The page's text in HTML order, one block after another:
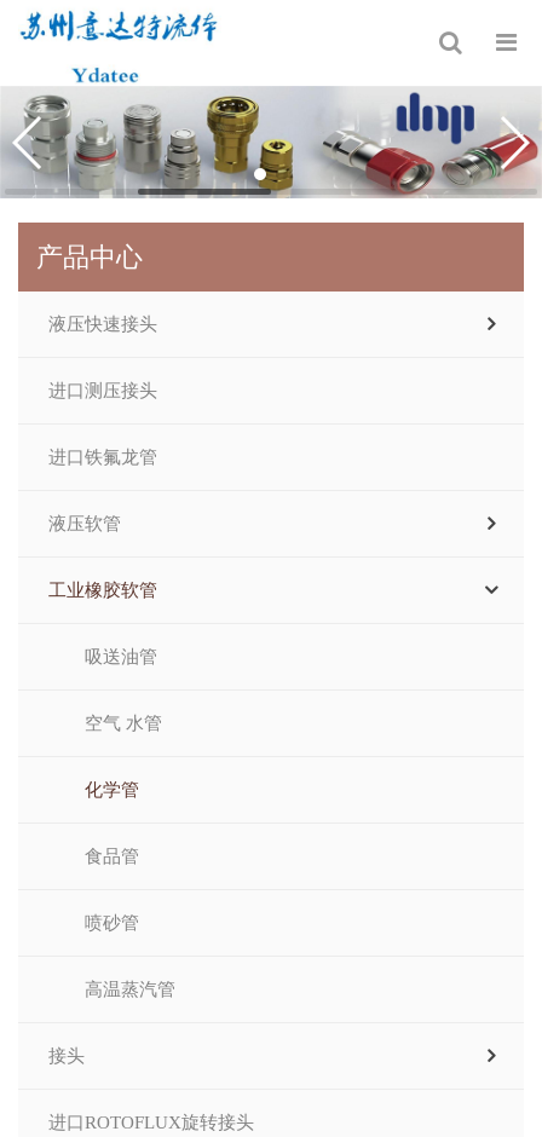
产品中心
液压快速接头
进口测压接头
进口铁氟龙管
液压软管
工业橡胶软管
吸送油管
空气 水管
化学管
食品管
喷砂管
高温蒸汽管
接头
进口ROTOFLUX旋转接头